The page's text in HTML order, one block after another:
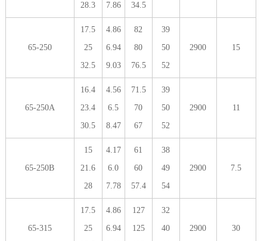
28.3
7.86
34.5
65-250
17.5
25
32.5
4.86
6.94
9.03
82
80
76.5
39
50
52
2900 15
65-250A
16.4
23.4
30.5
4.56
6.5
8.47
71.5
70
67
39
50
52
2900 11
65-250B
15
21.6
28
4.17
6.0
7.78
61
60
57.4
38
49
54
2900 7.5
65-315
17.5
25
4.86
6.94
127
125
32
40
2900 30